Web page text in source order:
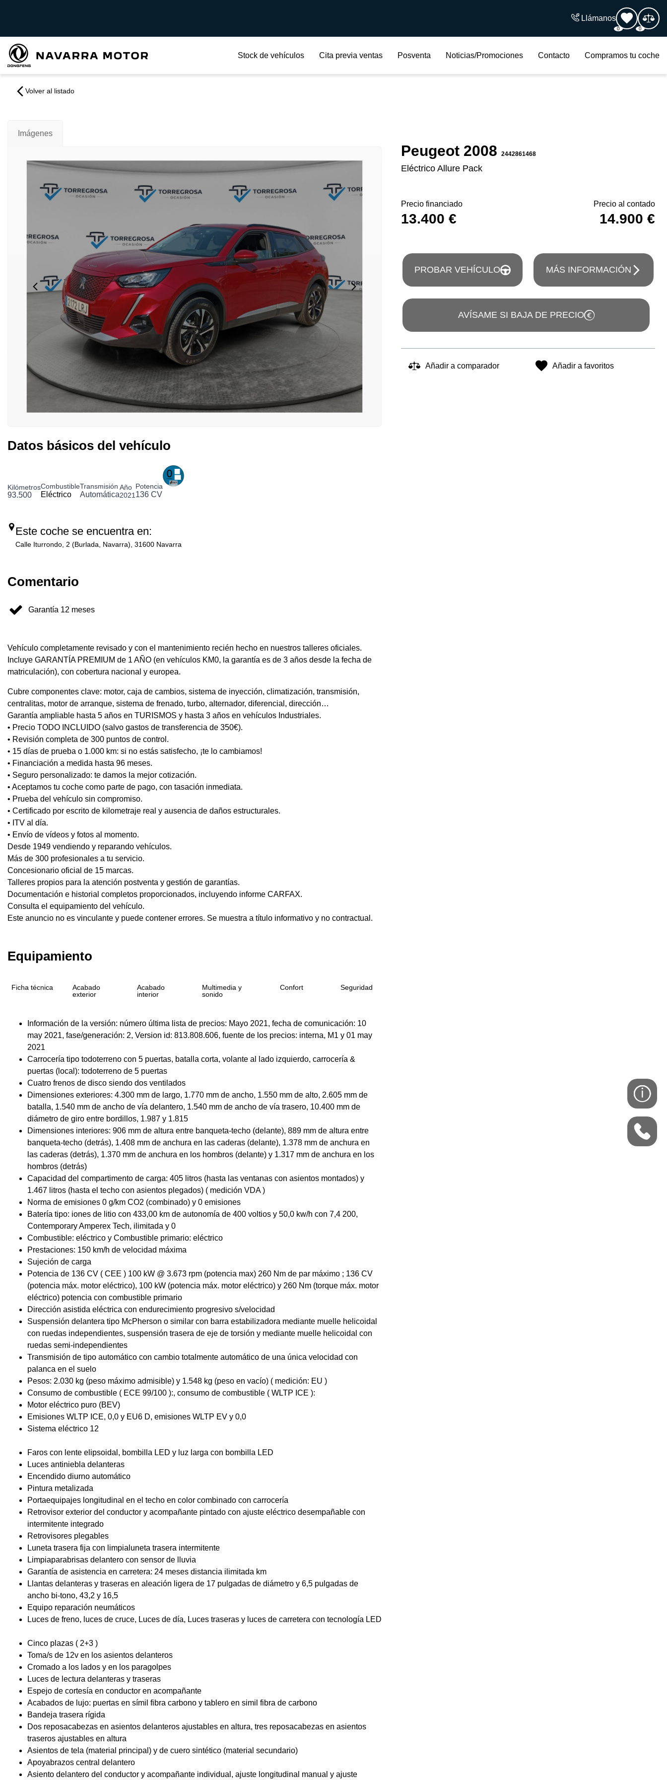
Llámanos
0 0
Stock de vehículos Cita previa ventas Posventa Noticias/Promociones Contacto Compramos tu coche
Volver al listado
Imágenes
Peugeot 2008 2442861468
Eléctrico Allure Pack
Precio financiado
13.400 €
Precio al contado
14.900 €
PROBAR VEHÍCULO MÁS INFORMACIÓN
AVÍSAME SI BAJA DE PRECIO
Añadir a comparador Añadir a favoritos
Datos básicos del vehículo
Kilómetros
93.500
Combustible
Eléctrico
Transmisión
Automática
Año
2021
Potencia
136 CV
Este coche se encuentra en:
Calle Iturrondo, 2 (Burlada, Navarra), 31600 Navarra
Comentario
Garantía 12 meses
Vehículo completamente revisado y con el mantenimiento recién hecho en nuestros talleres oficiales.
Incluye GARANTÍA PREMIUM de 1 AÑO (en vehículos KM0, la garantía es de 3 años desde la fecha de
matriculación), con cobertura nacional y europea.
Cubre componentes clave: motor, caja de cambios, sistema de inyección, climatización, transmisión,
centralitas, motor de arranque, sistema de frenado, turbo, alternador, diferencial, dirección…
Garantía ampliable hasta 5 años en TURISMOS y hasta 3 años en vehículos Industriales.
• Precio TODO INCLUIDO (salvo gastos de transferencia de 350€).
• Revisión completa de 300 puntos de control.
• 15 días de prueba o 1.000 km: si no estás satisfecho, ¡te lo cambiamos!
• Financiación a medida hasta 96 meses.
• Seguro personalizado: te damos la mejor cotización.
• Aceptamos tu coche como parte de pago, con tasación inmediata.
• Prueba del vehículo sin compromiso.
• Certificado por escrito de kilometraje real y ausencia de daños estructurales.
• ITV al día.
• Envío de vídeos y fotos al momento.
Desde 1949 vendiendo y reparando vehículos.
Más de 300 profesionales a tu servicio.
Concesionario oficial de 15 marcas.
Talleres propios para la atención postventa y gestión de garantías.
Documentación e historial completos proporcionados, incluyendo informe CARFAX.
Consulta el equipamiento del vehículo.
Este anuncio no es vinculante y puede contener errores. Se muestra a título informativo y no contractual.
Equipamiento
Ficha técnica
Información de la versión: número última lista de precios: Mayo 2021, fecha de comunicación: 10
may 2021, fase/generación: 2, Version id: 813.808.606, fuente de los precios: interna, M1 y 01 may
2021
Carrocería tipo todoterreno con 5 puertas, batalla corta, volante al lado izquierdo, carrocería &
puertas (local): todoterreno de 5 puertas
Cuatro frenos de disco siendo dos ventilados
Dimensiones exteriores: 4.300 mm de largo, 1.770 mm de ancho, 1.550 mm de alto, 2.605 mm de
batalla, 1.540 mm de ancho de vía delantero, 1.540 mm de ancho de vía trasero, 10.400 mm de
diámetro de giro entre bordillos, 1.987 y 1.815
Dimensiones interiores: 906 mm de altura entre banqueta-techo (delante), 889 mm de altura entre
banqueta-techo (detrás), 1.408 mm de anchura en las caderas (delante), 1.378 mm de anchura en
las caderas (detrás), 1.370 mm de anchura en los hombros (delante) y 1.317 mm de anchura en los
hombros (detrás)
Capacidad del compartimento de carga: 405 litros (hasta las ventanas con asientos montados) y
1.467 litros (hasta el techo con asientos plegados) ( medición VDA )
Norma de emisiones 0 g/km CO2 (combinado) y 0 emisiones
Batería tipo: iones de litio con 433,00 km de autonomía de 400 voltios y 50,0 kw/h con 7,4 200,
Contemporary Amperex Tech, ilimitada y 0
Combustible: eléctrico y Combustible primario: eléctrico
Prestaciones: 150 km/h de velocidad máxima
Sujeción de carga
Potencia de 136 CV ( CEE ) 100 kW @ 3.673 rpm (potencia max) 260 Nm de par máximo ; 136 CV
(potencia máx. motor eléctrico), 100 kW (potencia máx. motor eléctrico) y 260 Nm (torque máx. motor
eléctrico) potencia con combustible primario
Dirección asistida eléctrica con endurecimiento progresivo s/velocidad
Suspensión delantera tipo McPherson o similar con barra estabilizadora mediante muelle helicoidal
con ruedas independientes, suspensión trasera de eje de torsión y mediante muelle helicoidal con
ruedas semi-independientes
Transmisión de tipo automático con cambio totalmente automático de una única velocidad con
palanca en el suelo
Pesos: 2.030 kg (peso máximo admisible) y 1.548 kg (peso en vacío) ( medición: EU )
Consumo de combustible ( ECE 99/100 ):, consumo de combustible ( WLTP ICE ):
Motor eléctrico puro (BEV)
Emisiones WLTP ICE, 0,0 y EU6 D, emisiones WLTP EV y 0,0
Sistema eléctrico 12
Acabado
exterior
Faros con lente elipsoidal, bombilla LED y luz larga con bombilla LED
Luces antiniebla delanteras
Encendido diurno automático
Pintura metalizada
Portaequipajes longitudinal en el techo en color combinado con carrocería
Retrovisor exterior del conductor y acompañante pintado con ajuste eléctrico desempañable con
intermitente integrado
Retrovisores plegables
Luneta trasera fija con limpialuneta trasera intermitente
Limpiaparabrisas delantero con sensor de lluvia
Garantía de asistencia en carretera: 24 meses distancia ilimitada km
Llantas delanteras y traseras en aleación ligera de 17 pulgadas de diámetro y 6,5 pulgadas de
ancho bi-tono, 43,2 y 16,5
Equipo reparación neumáticos
Luces de freno, luces de cruce, Luces de día, Luces traseras y luces de carretera con tecnología LED
Acabado
interior
Cinco plazas ( 2+3 )
Toma/s de 12v en los asientos delanteros
Cromado a los lados y en los paragolpes
Luces de lectura delanteras y traseras
Espejo de cortesía en conductor en acompañante
Acabados de lujo: puertas en símil fibra carbono y tablero en simil fibra de carbono
Bandeja trasera rígida
Dos reposacabezas en asientos delanteros ajustables en altura, tres reposacabezas en asientos
traseros ajustables en altura
Asientos de tela (material principal) y de cuero sintético (material secundario)
Apoyabrazos central delantero
Asiento delantero del conductor y acompañante individual, ajuste longitudinal manual y ajuste
Multimedia y
sonido
Confort Seguridad